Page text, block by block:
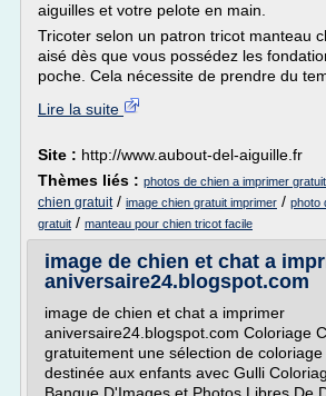
aiguilles et votre pelote en main.
Tricoter selon un patron tricot manteau
aisé dès que vous possédez les
poche. Cela nécessite de prendre du
Lire la suite
Site : http://www.aubout-del-aiguille.fr
Thèmes liés : photos de chien a imprimer
chien gratuit/ image chien gratuit imprimer / photo
gratuit / manteau pour chien tricot facile
image de chien et chat a
aniversaire24.blogspot.com
image de chien et chat a imprimer
aniversaire24.blogspot.com Coloriage
gratuitement une sélection de
destinée aux enfants avec Gulli